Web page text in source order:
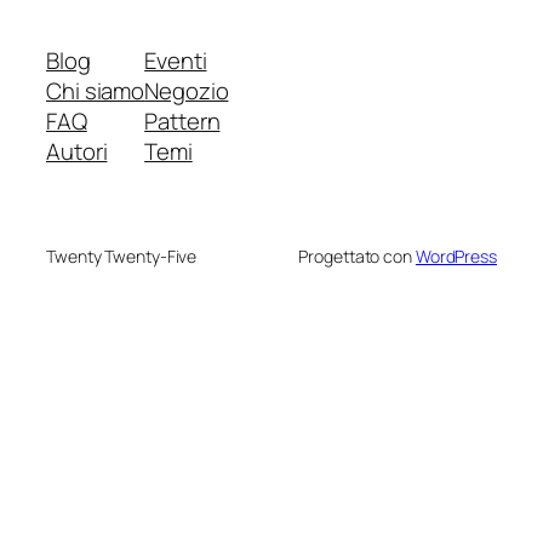
Blog
Chi siamo
FAQ
Autori
Eventi
Negozio
Pattern
Temi
Twenty Twenty-Five Progettato conWordPress